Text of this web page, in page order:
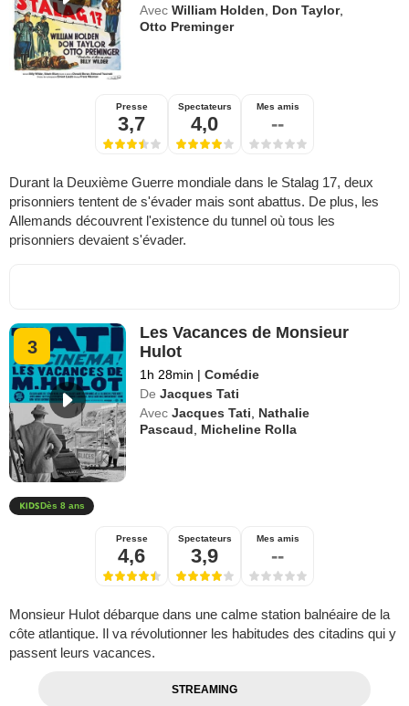
Avec William Holden Don Taylor,
Otto Preminger
Presse
3,7
Spectateurs
4,0
Mes amis
--
Durant la Deuxième Guerre mondiale dans le Stalag 17, deux
prisonniers tentent de s'évader mais sont abattus. De plus, les
Allemands découvrent l'existence du tunnel où tous les
prisonniers devaient s'évader.
3
Les Vacances de Monsieur
Hulot
1h 28min | Comédie
De Jacques Tati
Avec Jacques Tati
Nathalie
Pascaud
Micheline Rolla
Dès 8 ans
Presse
4,6
Spectateurs
3,9
Mes amis
--
Monsieur Hulot débarque dans une calme station balnéaire de la
côte atlantique. Il va révolutionner les habitudes des citadins qui y
passent leurs vacances.
STREAMING